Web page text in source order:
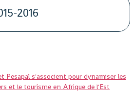
2016
Pesapal s'associent pour dynamiser les
et le tourisme en Afrique de l'Est